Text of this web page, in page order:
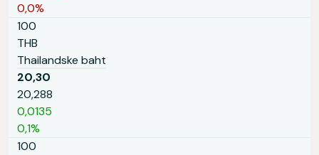
0,0%
100
THB
Thailandske baht
20,30
20,288
0,0135
0,1%
100